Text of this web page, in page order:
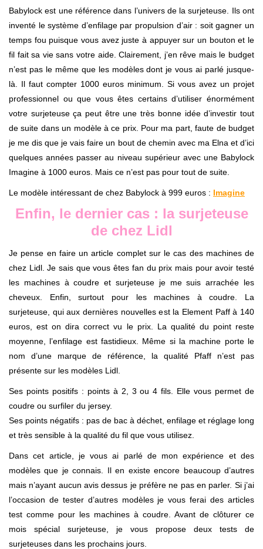
Babylock est une référence dans l’univers de la surjeteuse. Ils ont
inventé le système d’enfilage par propulsion d’air : soit gagner un
temps fou puisque vous avez juste à appuyer sur un bouton et le
fil fait sa vie sans votre aide. Clairement, j’en rêve mais le budget
n’est pas le même que les modèles dont je vous ai parlé jusque-
là. Il faut compter 1000 euros minimum. Si vous avez un projet
professionnel ou que vous êtes certains d’utiliser énormément
votre surjeteuse ça peut être une très bonne idée d’investir tout
de suite dans un modèle à ce prix. Pour ma part, faute de budget
je me dis que je vais faire un bout de chemin avec ma Elna et d’ici
quelques années passer au niveau supérieur avec une Babylock
Imagine à 1000 euros. Mais ce n’est pas pour tout de suite.
Le modèle intéressant de chez Babylock à 999 euros : Imagine
Enfin, le dernier cas : la surjeteuse
de chez Lidl
Je pense en faire un article complet sur le cas des machines de
chez Lidl. Je sais que vous êtes fan du prix mais pour avoir testé
les machines à coudre et surjeteuse je me suis arrachée les
cheveux. Enfin, surtout pour les machines à coudre. La
surjeteuse, qui aux dernières nouvelles est la Element Paff à 140
euros, est on dira correct vu le prix. La qualité du point reste
moyenne, l’enfilage est fastidieux. Même si la machine porte le
nom d’une marque de référence, la qualité Pfaff n’est pas
présente sur les modèles Lidl.
Ses points positifs : points à 2, 3 ou 4 fils. Elle vous permet de
coudre ou surfiler du jersey.
Ses points négatifs : pas de bac à déchet, enfilage et réglage long
et très sensible à la qualité du fil que vous utilisez.
Dans cet article, je vous ai parlé de mon expérience et des
modèles que je connais. Il en existe encore beaucoup d’autres
mais n’ayant aucun avis dessus je préfère ne pas en parler. Si j’ai
l’occasion de tester d’autres modèles je vous ferai des articles
test comme pour les machines à coudre. Avant de clôturer ce
mois spécial surjeteuse, je vous propose deux tests de
surjeteuses dans les prochains jours.